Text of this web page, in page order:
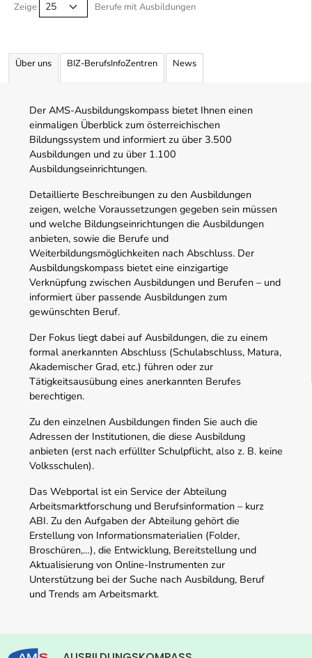
Zeige Berufe mit Ausbildungen
Über uns BIZ-BerufsInfoZentren News
Der AMS-Ausbildungskompass bietet Ihnen einen
einmaligen Überblick zum österreichischen
Bildungssystem und informiert zu über 3.500
Ausbildungen und zu über 1.100
Ausbildungseinrichtungen.
Detaillierte Beschreibungen zu den Ausbildungen
zeigen, welche Voraussetzungen gegeben sein müssen
und welche Bildungseinrichtungen die Ausbildungen
anbieten, sowie die Berufe und
Weiterbildungsmöglichkeiten nach Abschluss. Der
Ausbildungskompass bietet eine einzigartige
Verknüpfung zwischen Ausbildungen und Berufen – und
informiert über passende Ausbildungen zum
gewünschten Beruf.
Der Fokus liegt dabei auf Ausbildungen, die zu einem
formal anerkannten Abschluss (Schulabschluss, Matura,
Akademischer Grad, etc.) führen oder zur
Tätigkeitsausübung eines anerkannten Berufes
berechtigen.
Zu den einzelnen Ausbildungen finden Sie auch die
Adressen der Institutionen, die diese Ausbildung
anbieten (erst nach erfüllter Schulpflicht, also z. B. keine
Volksschulen).
Das Webportal ist ein Service der Abteilung
Arbeitsmarktforschung und Berufsinformation – kurz
ABI. Zu den Aufgaben der Abteilung gehört die
Erstellung von Informationsmaterialien (Folder,
Broschüren,…), die Entwicklung, Bereitstellung und
Aktualisierung von Online-Instrumenten zur
Unterstützung bei der Suche nach Ausbildung, Beruf
und Trends am Arbeitsmarkt.